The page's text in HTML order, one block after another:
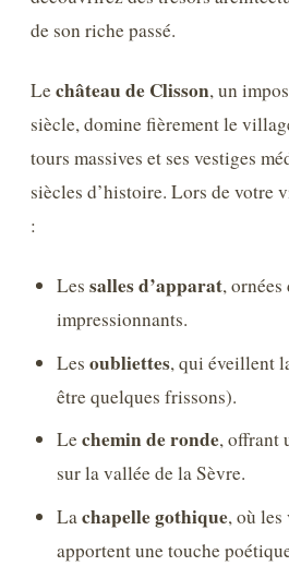
de son riche passé.
Le château de Clisson, un
siècle, domine fièrement le
tours massives et ses vestiges
siècles d’histoire. Lors de votre
:
Lessalles d’apparat,
impressionnants.
Lesoubliettes, qui éveillent
être quelques frissons).
Lechemin de ronde, offrant
sur la vallée de la Sèvre.
Lachapelle gothique, où
apportent une touche